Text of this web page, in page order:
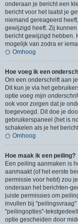
onderaan je bericht een
bericht voor het laatst je
niemand gereageerd
gewijzigd heeft. Zij
bericht gewijzigd hebben.
mogelijk van zodra er
Omhoog
Hoe voeg ik een
Om een onderschrift aan
Dit kun je via het
optie voeg mijn
ook voor zorgen dat je
toegevoegd. Dit doe je
gebruikerspaneel (het is
schakelen als je het
Omhoog
Hoe maak ik een peiling?
Een peiling aanmaken is
aanmaakt (of het eerste
permissie voor hebt) zou
onderaan het berichten-
juiste permissies om
invullen bij
"peilingopties"-
optie gescheiden door